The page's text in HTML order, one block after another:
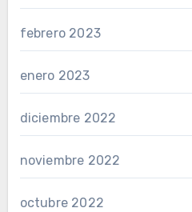
febrero 2023
enero 2023
diciembre 2022
noviembre 2022
octubre 2022